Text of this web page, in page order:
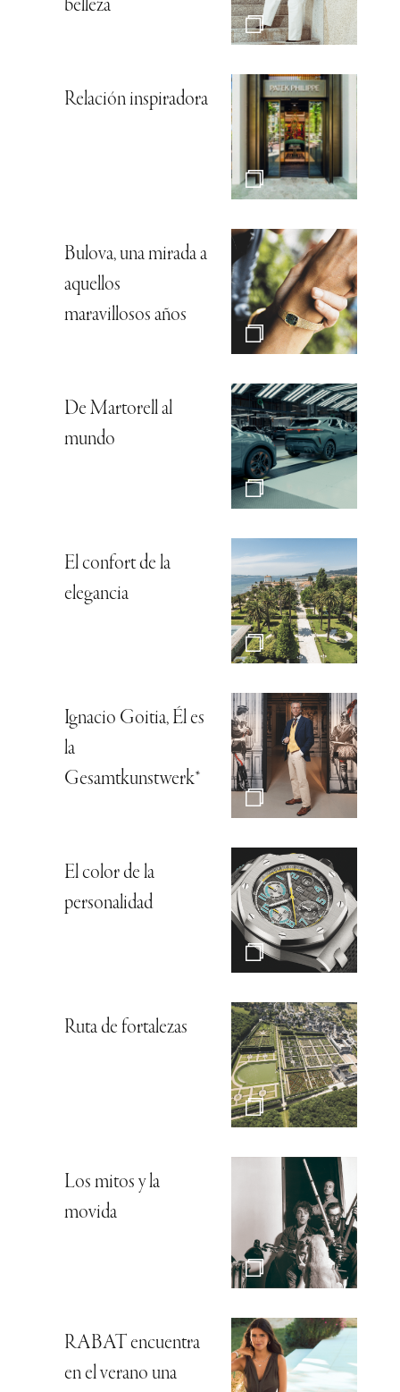
belleza
Relación inspiradora
Bulova, una mirada a
aquellos
maravillosos años
De Martorell al
mundo
El confort de la
elegancia
Ignacio Goitia, Él es
la
Gesamtkunstwerk*
El color de la
personalidad
Ruta de fortalezas
Los mitos y la
movida
RABAT encuentra
en el verano una